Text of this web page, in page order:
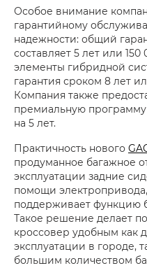
Особое внимание
гарантийному
надежности: общий
составляет 5 лет или
элементы гибридной
гарантия сроком 8 лет
Компания также
премиальную
на 5 лет.
Практичность нового
продуманное багажное
эксплуатации задние
помощи
поддерживает функцию
Такое решение делает
кроссовер удобным как
эксплуатации в городе,
большим количеством